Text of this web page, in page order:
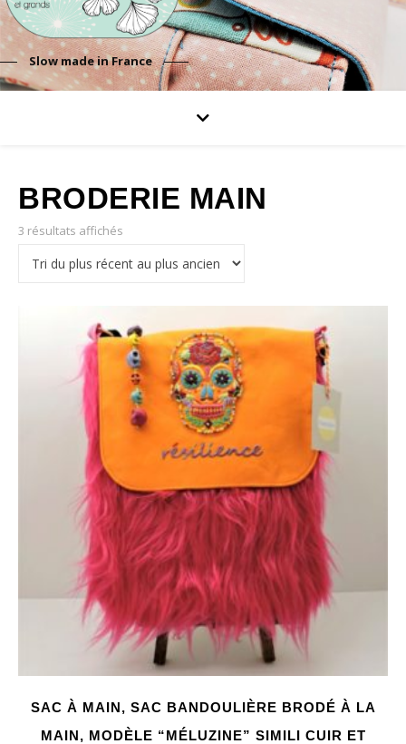
Slow made in France
BRODERIE MAIN
3 résultats affichés
SAC À MAIN, SAC BANDOULIÈRE BRODÉ À LA
MAIN, MODÈLE “MÉLUZINE” SIMILI CUIR ET